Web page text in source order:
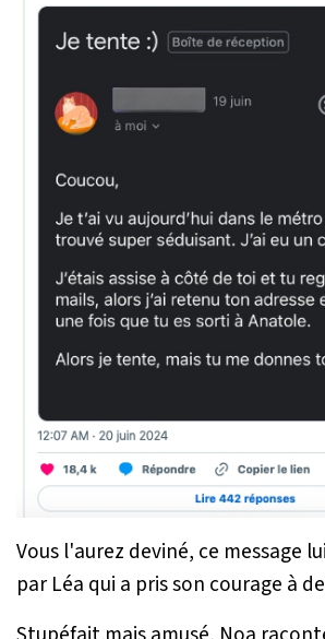
Vous l'aurez deviné, ce message
par Léa qui a pris son courage à